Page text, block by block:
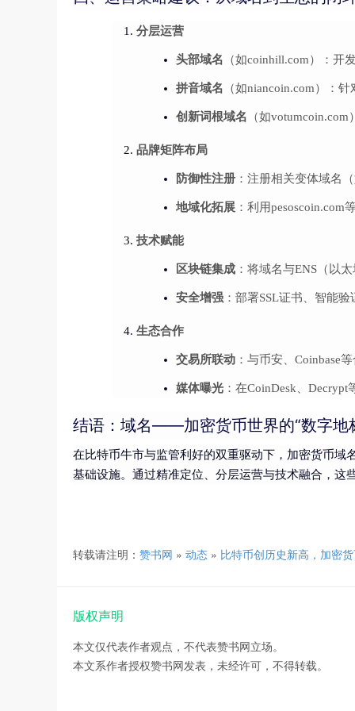
分层运营
头部域名 （如coinhill.com）：开
拼音域名 （如niancoin.com）：
创新词根域名 （如
品牌矩阵布局
防御性注册 ：注册相关变体域名
地域化拓展 ：利用
技术赋能
区块链集成 ：将域名与ENS（以
安全增强 ：部署SSL证书、智能
生态合作
交易所联动 ：与币安、Coinbase
媒体曝光 ：在CoinDesk、
结语：域名——加密货币世界的“数字地
在比特币牛市与监管利好的双重驱动下，加密货币域
基础设施。通过精准定位、分层运营与技术融合，这
转载请注明： 赞书网 » 动态 » 比特币创历史新高，加密
版权声明
本文仅代表作者观点，不代表赞书网立场。
本文系作者授权赞书网发表，未经许可，不得转载。